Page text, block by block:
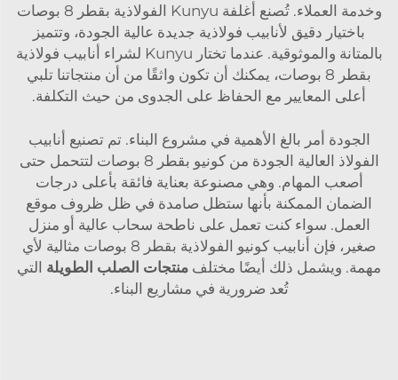
وخدمة العملاء. تُصنع أغلفة Kunyu الفولاذية بقطر 8 بوصات
باختيار دقيق لأنابيب فولاذية جديدة عالية الجودة، وتتميز
بالمتانة والموثوقية. عندما تختار Kunyu لشراء أنابيب فولاذية
بقطر 8 بوصات، يمكنك أن تكون واثقًا من أن منتجاتنا تلبي
أعلى المعايير مع الحفاظ على الجدوى من حيث التكلفة.
الجودة أمر بالغ الأهمية في مشروع البناء. تم تصنيع أنابيب
الفولاذ العالية الجودة من كونيو بقطر 8 بوصات لتتحمل حتى
أصعب المهام. وهي مصنوعة بعناية فائقة بأعلى درجات
الضمان الممكنة بأنها ستظل صامدة في ظل ظروف موقع
العمل. سواء كنت تعمل على ناطحة سحاب عالية أو منزل
صغير، فإن أنابيب كونيو الفولاذية بقطر 8 بوصات مثالية لأي
مهمة. ويشمل ذلك أيضًا مختلف منتجات الصلب الطويلة التي
تُعد ضرورية في مشاريع البناء.